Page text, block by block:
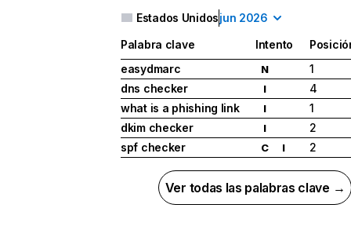
Estados Unidosjun 2026
Palabra clave Intento
easydmarc
N
1
dns checker
I
4
what is a phishing link
I
1
dkim checker
I
2
spf checker
C I 2
Ver todas las palabras clave →